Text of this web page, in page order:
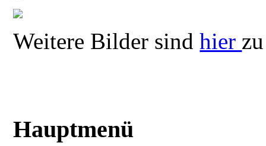
Weitere Bilder sindhier
Hauptmenü